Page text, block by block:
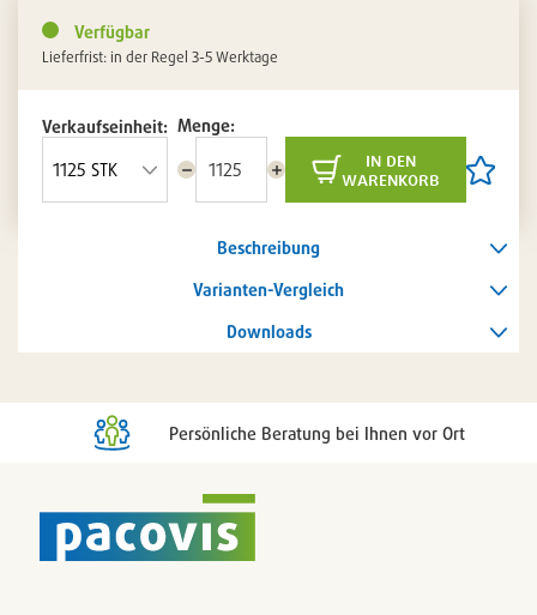
Verfügbar
Lieferfrist: in der Regel 3-5 Werktage
Verkaufseinheit: Menge:
Menge
Menge
in den
warenkorb
Artikel
setzen
Beschreibung
Varianten-Vergleich
Downloads
Persönliche Beratung bei Ihnen vor Ort